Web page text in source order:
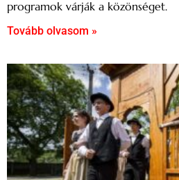
programok várják a közönséget.
Tovább olvasom »